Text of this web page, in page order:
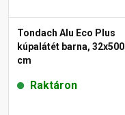
Tondach Alu Eco Plus
kúpalátét barna, 32x500
cm
Raktáron